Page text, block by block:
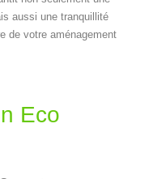
aussi une tranquillité
de votre aménagement
Eco